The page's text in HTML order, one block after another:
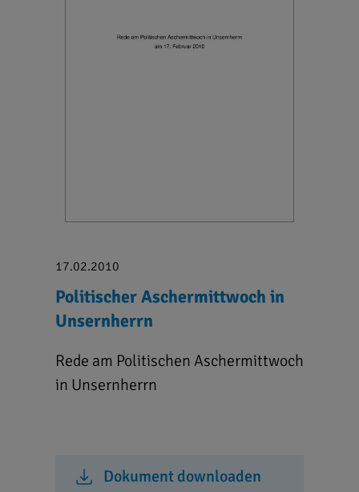
17.02.2010
Politischer Aschermittwoch in
Unsernherrn
Rede am Politischen Aschermittwoch
in Unsernherrn
Dokument downloaden